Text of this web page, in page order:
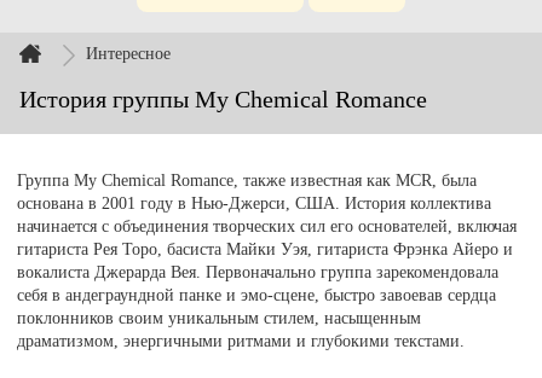
Интересное
История группы My Chemical Romance
Группа My Chemical Romance, также известная как MCR, была
основана в 2001 году в Нью-Джерси, США. История коллектива
начинается с объединения творческих сил его основателей, включая
гитариста Рея Торо, басиста Майки Уэя, гитариста Фрэнка Айеро и
вокалиста Джерарда Вея. Первоначально группа зарекомендовала
себя в андеграундной панке и эмо-сцене, быстро завоевав сердца
поклонников своим уникальным стилем, насыщенным
драматизмом, энергичными ритмами и глубокими текстами.